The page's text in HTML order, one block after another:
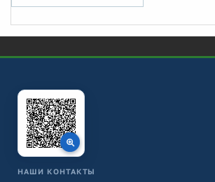
НАШИ КОНТАКТЫ